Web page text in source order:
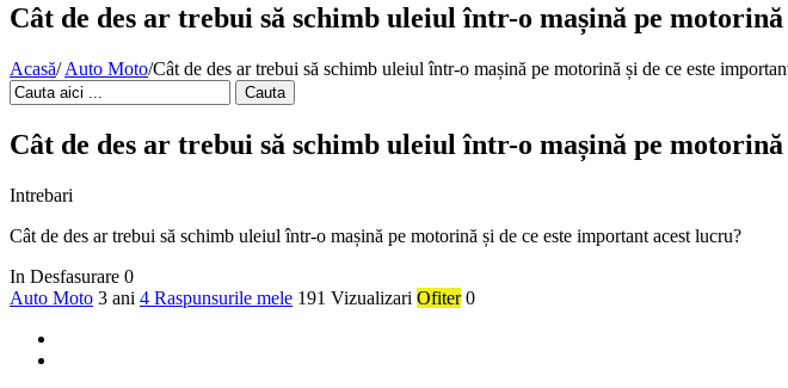
Cât de des ar trebui să schimb uleiul într-o mașină pe
Acasă/ Auto Moto/Cât de des ar trebui să schimb uleiul într-o mașină pe motorină și de ce este
Cauta
Cât de des ar trebui să schimb uleiul într-o mașină pe
Intrebari
Cât de des ar trebui să schimb uleiul într-o mașină pe motorină și de ce este important acest lucru?
In Desfasurare 0
Auto Moto 3 ani 4 Raspunsurile mele 191 Vizualizari Ofiter 0